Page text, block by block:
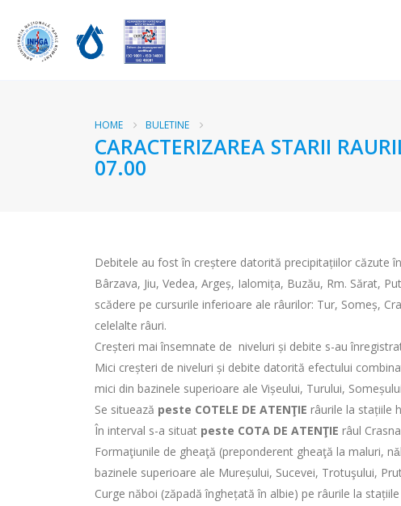
HOME BULETINE
CARACTERIZAREA STARII
07.00
Debitele au fost în creștere datorită precipitațiilor căzute
Bârzava, Jiu, Vedea, Argeș, Ialomița, Buzău, Rm. Sărat,
scădere pe cursurile inferioare ale râurilor: Tur, Someș,
celelalte râuri.
Creșteri mai însemnate de niveluri și debite s-au
Mici creșteri de niveluri și debite datorită efectului
mici din bazinele superioare ale Vișeului, Turului,
Se situează peste COTELE DE ATENŢIE râurile la stațiile
În interval s-a situat peste COTA DE ATENŢIE râul
Formaţiunile de gheaţă (preponderent gheaţă la maluri,
bazinele superioare ale Mureșului, Sucevei, Trotuşului,
Curge năboi (zăpadă înghețată în albie) pe râurile la